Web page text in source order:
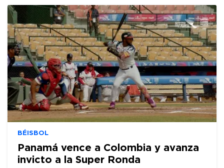
BÉISBOL
Panamá vence a Colombia y avanza
invicto a la Super Ronda